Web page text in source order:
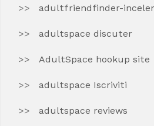
adultfriendfinder-
adultspace discuter
AdultSpace hookup site
adultspace Iscriviti
adultspace reviews